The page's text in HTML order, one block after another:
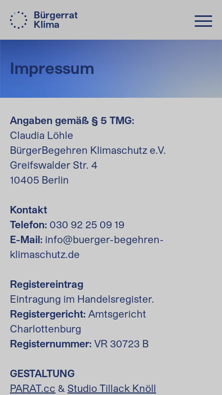
Impressum
Angaben gemäß § 5 TMG:
Claudia Löhle
BürgerBegehren Klimaschutz e.V.
Greifswalder Str. 4
10405 Berlin
Kontakt
Telefon: 030 92 25 09 19
E-Mail: info@buerger-begehren-
klimaschutz.de
Registereintrag
Eintragung im Handelsregister.
Registergericht: Amtsgericht
Charlottenburg
Registernummer: VR 30723 B
GESTALTUNG
PARAT.cc & Studio Tillack Knöll
Bürgerrat
Klima